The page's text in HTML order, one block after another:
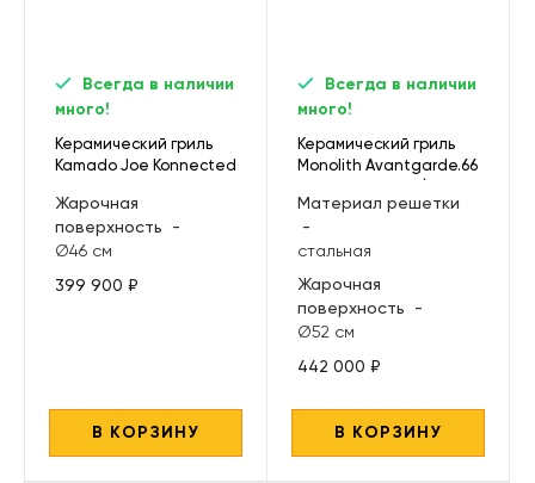
Всегда в наличии
много!
Керамический гриль
Kamado Joe Konnected
Жарочная
поверхность
-
Ø46 см
399 900 ₽
В КОРЗИНУ
Всегда в наличии
много!
Керамический гриль
Monolith Avantgarde.66
ножек и столиков)
Материал решетки
-
стальная
Жарочная
поверхность
-
Ø52 см
442 000 ₽
В КОРЗИНУ